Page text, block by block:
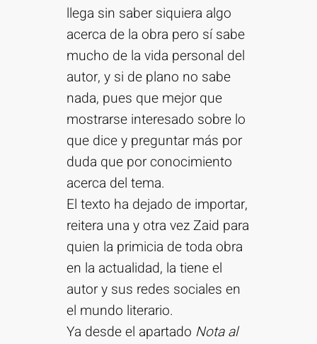
llega sin saber siquiera algo
acerca de la obra pero sí sabe
mucho de la vida personal del
autor, y si de plano no sabe
nada, pues que mejor que
mostrarse interesado sobre lo
que dice y preguntar más por
duda que por conocimiento
acerca del tema.
El texto ha dejado de importar,
reitera una y otra vez Zaid para
quien la primicia de toda obra
en la actualidad, la tiene el
autor y sus redes sociales en
el mundo literario.
Ya desde el apartado Nota al